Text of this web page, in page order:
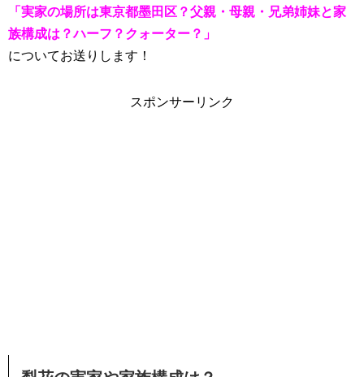
「実家の場所は東京都墨田区？父親・母親・兄弟姉妹と家
族構成は？ハーフ？クォーター？」
についてお送りします！
スポンサーリンク